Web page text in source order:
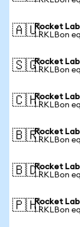
🇦🇺Rocket
1 RKLBon
🇸🇬Rocket
1 RKLBon
🇨🇭Rocket
1 RKLBon
🇧🇷Rocket
1 RKLBon
🇧🇩Rocket
1 RKLBon
🇵🇭Rocket
1 RKLBon